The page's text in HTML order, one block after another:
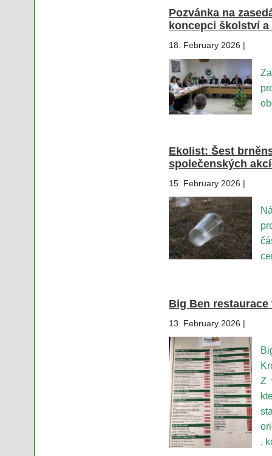
Pozvánka na
koncepci školství
18. February 2026 |
Ekolist: Šest
společenských
15. February 2026 |
Big Ben
13. February 2026 |
Z
,